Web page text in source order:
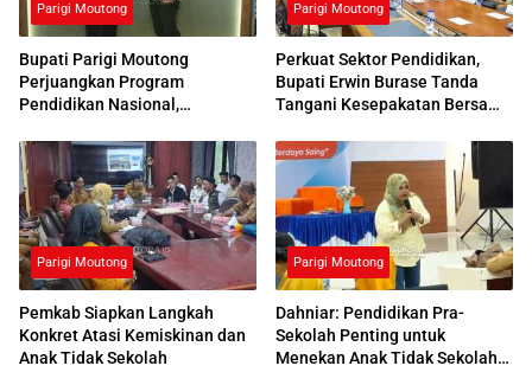
Parigi Moutong
Bupati Parigi Moutong
Perjuangkan Program
Pendidikan Nasional,
Respons Positif
Parigi Moutong
Perkuat Sektor Pendidikan,
Bupati Erwin Burase Tanda
Tangani Kesepakatan Bersama
Parigi Moutong
Pemkab Siapkan Langkah
Konkret Atasi Kemiskinan dan
Anak Tidak Sekolah
Parigi Moutong
Dahniar: Pendidikan Pra-
Sekolah Penting untuk
Menekan Anak Tidak Sekolah